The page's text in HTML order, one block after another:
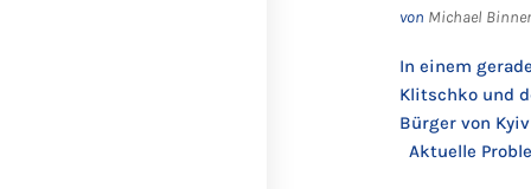
von Michael Binner
In einem
Klitschko und
Bürger von
Aktuelle